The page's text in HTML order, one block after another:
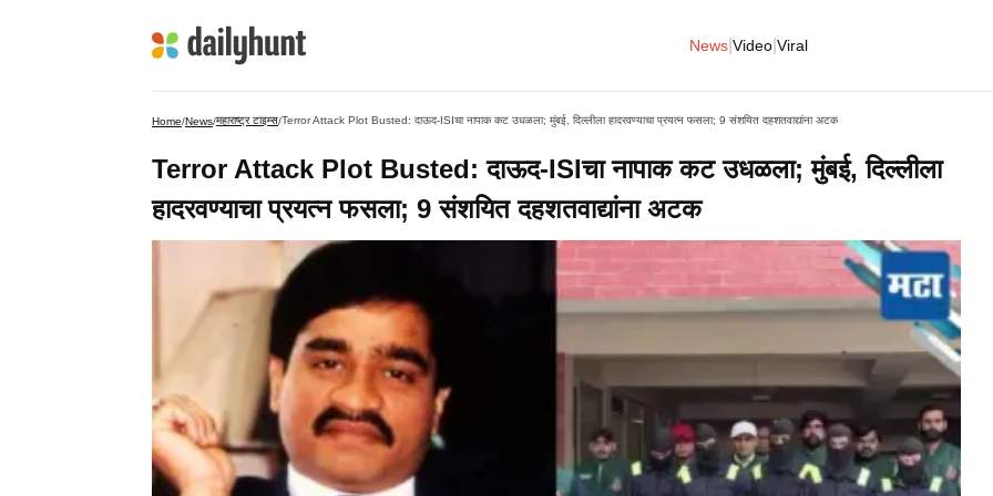
News Video Viral
Home/News/महाराष्ट्र टाइम्स/Terror Attack Plot Busted: दाऊद-ISIचा नापाक कट उधळला; मुंबई, दिल्लीला हादरवण्याचा प्रयत्न फसला; 9 संशयित दहशतवाद्यांना अटक
Terror Attack Plot Busted: दाऊद-ISIचा नापाक कट उधळला; मुंबई, दिल्लीला
हादरवण्याचा प्रयत्न फसला; 9 संशयित दहशतवाद्यांना अटक